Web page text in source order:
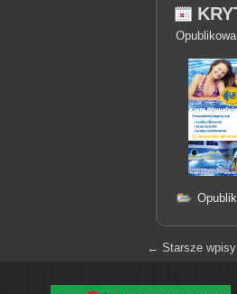
← Starsze wpisy